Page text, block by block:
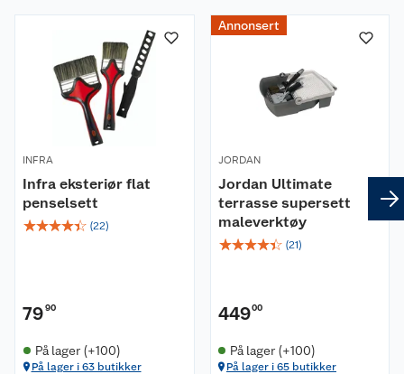
INFRA
Infra eksteriør flat
penselsett
☆☆☆☆☆ (22)
7990
På lager (+100)
På lager i 63 butikker
Annonsert
JORDAN
Jordan Ultimate
terrasse supersett
maleverktøy
☆☆☆☆☆ (21)
44900
På lager (+100)
På lager i 65 butikker